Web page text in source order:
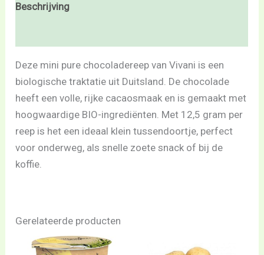
Beschrijving
Deze mini pure chocoladereep van Vivani is een
biologische traktatie uit Duitsland. De chocolade
heeft een volle, rijke cacaosmaak en is gemaakt met
hoogwaardige BIO-ingrediënten. Met 12,5 gram per
reep is het een ideaal klein tussendoortje, perfect
voor onderweg, als snelle zoete snack of bij de
koffie.
Gerelateerde producten